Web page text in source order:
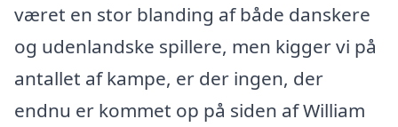
været en stor blanding af både danskere
og udenlandske spillere, men kigger vi på
antallet af kampe, er der ingen, der
endnu er kommet op på siden af William